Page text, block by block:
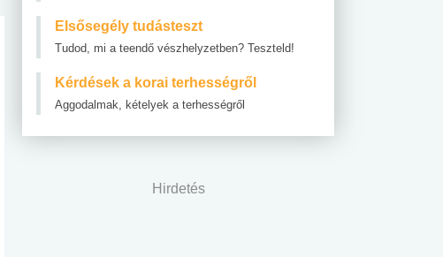
Elsősegély tudásteszt
Tudod, mi a teendő vészhelyzetben? Teszteld!
Kérdések a korai terhességről
Aggodalmak, kételyek a terhességről
Hirdetés